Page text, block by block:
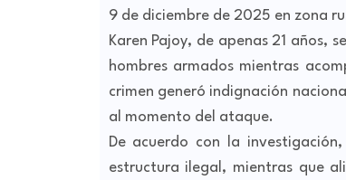
9 de diciembre de 2025 en zona
Karen Pajoy, de apenas 21 años,
hombres armados mientras
crimen generó indignación
al momento del ataque.
De acuerdo con la
estructura ilegal, mientras que